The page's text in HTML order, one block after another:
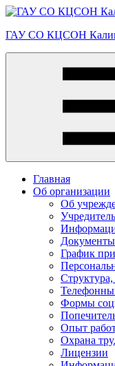
Skip
content
ГАУ СО КЦСОН
Главная
Об организации
Об
Документы
График
Формы
Опыт
Охрана
Лицензии